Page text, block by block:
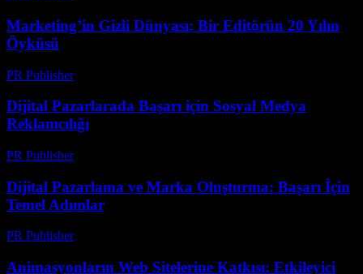
Marketing’in Gizli Dünyası: Bir Editörün 20 Yılın
Öyküsü
PR Publisher-
Dijital Pazarlarada Başarı için Sosyal Medya
Reklamcılığı
PR Publisher-
Dijital Pazarlama ve Marka Oluşturma: Başarı İçin
Temel Adımlar
PR Publisher-
Animasyonların Web Sitelerine Katkısı: Etkileyici